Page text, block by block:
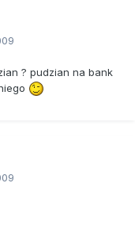
? pudzian na bank